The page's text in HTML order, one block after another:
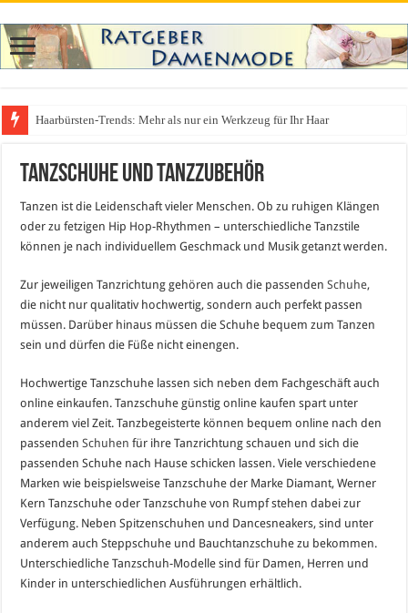
Haarbürsten-Trends: Mehr als nur ein Werkzeug für Ihr Haar
Tanzschuhe und Tanzzubehör
Tanzen ist die Leidenschaft vieler Menschen. Ob zu ruhigen Klängen
oder zu fetzigen Hip Hop-Rhythmen – unterschiedliche Tanzstile
können je nach individuellem Geschmack und Musik getanzt werden.
Zur jeweiligen Tanzrichtung gehören auch die passendenSchuhe,
die nicht nur qualitativ hochwertig, sondern auch perfekt passen
müssen. Darüber hinaus müssen die Schuhe bequem zum Tanzen
sein und dürfen die Füße nicht einengen.
Hochwertige Tanzschuhe lassen sich neben dem Fachgeschäft auch
online einkaufen. Tanzschuhe günstig online kaufen spart unter
anderem viel Zeit. Tanzbegeisterte können bequem online nach den
passendenSchuhen für ihre Tanzrichtung schauen und sich die
passenden Schuhe nach Hause schicken lassen. Viele verschiedene
Marken wie beispielsweise Tanzschuhe der Marke Diamant, Werner
Kern Tanzschuhe oder Tanzschuhe von Rumpf stehen dabei zur
Verfügung. Neben Spitzenschuhen und Dancesneakers, sind unter
anderem auch Steppschuhe und Bauchtanzschuhe zu bekommen.
Unterschiedliche Tanzschuh-Modelle sind für Damen, Herren und
Kinder in unterschiedlichen Ausführungen erhältlich.